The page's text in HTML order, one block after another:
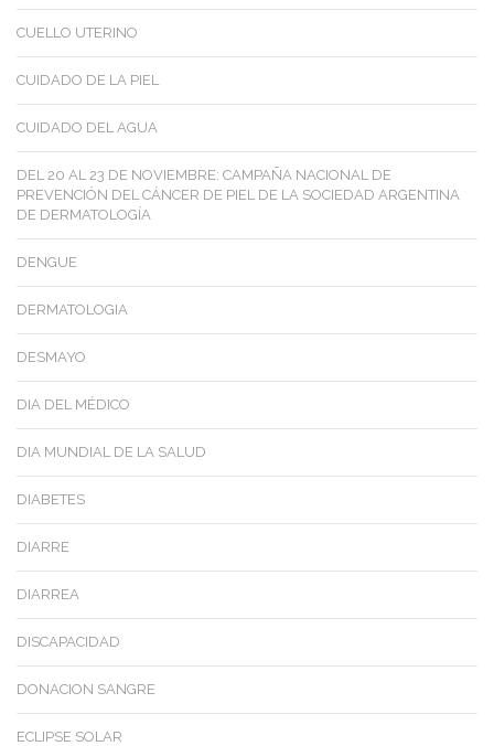
CUELLO UTERINO
CUIDADO DE LA PIEL
CUIDADO DEL AGUA
DEL 20 AL 23 DE NOVIEMBRE: CAMPAÑA NACIONAL DE
PREVENCIÓN DEL CÁNCER DE PIEL DE LA SOCIEDAD ARGENTINA
DE DERMATOLOGÍA
DENGUE
DERMATOLOGIA
DESMAYO
DIA DEL MÉDICO
DIA MUNDIAL DE LA SALUD
DIABETES
DIARRE
DIARREA
DISCAPACIDAD
DONACION SANGRE
ECLIPSE SOLAR